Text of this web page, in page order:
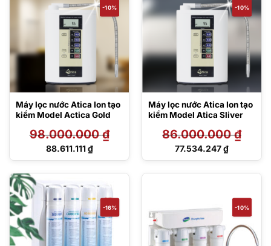
-10%
Máy lọc nước Atica Ion tạo
kiềm Model Actica Gold
98.000.000₫
Giá
98.000.000 ₫.
88.611.111₫
Giá
là:
88.611.111 ₫.
-10%
Máy lọc nước Atica Ion tạo
kiềm Model Atica Sliver
86.000.000₫
Giá
86.000.000 ₫.
77.534.247₫
Giá
77.534.247 ₫.
-16% -10%